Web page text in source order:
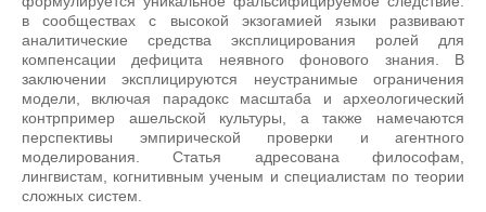
в сообществах с высокой экзогамией языки развивают
аналитические средства эксплицирования ролей для
компенсации дефицита неявного фонового знания. В
заключении эксплицируются неустранимые ограничения
модели, включая парадокс масштаба и археологический
контрпример ашельской культуры, а также намечаются
перспективы эмпирической проверки и агентного
моделирования. Статья адресована философам,
лингвистам, когнитивным ученым и специалистам по теории
сложных систем.